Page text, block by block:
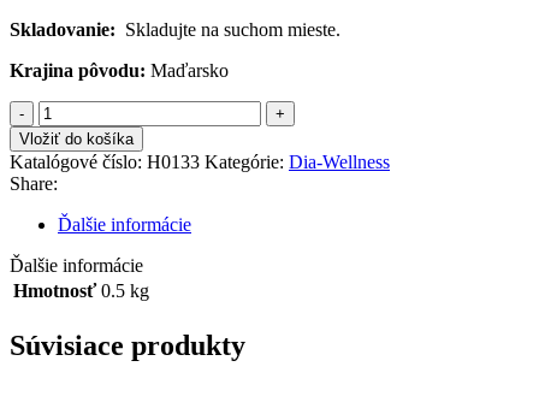
Skladovanie: Skladujte na suchom mieste.
Krajina pôvodu: Maďarsko
množstvo
DIA
WELLNES
sladidlo
1:4
500
Vložiť do košíka
Katalógové číslo: H0133 Kategórie: Dia-Wellness
Share:
Ďalšie informácie
Ďalšie informácie
Hmotnosť 0.5 kg
Súvisiace produkty